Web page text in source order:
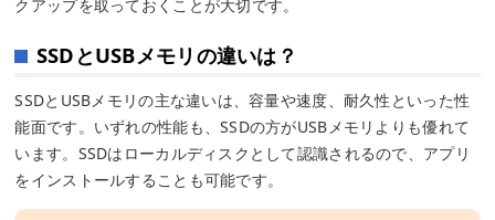
クアップを取っておくことが大切です。
SSDとUSBメモリの違いは？
SSDとUSBメモリの主な違いは、容量や速度、耐久性といった性
能面です。いずれの性能も、SSDの方がUSBメモリよりも優れて
います。SSDはローカルディスクとして認識されるので、アプリ
をインストールすることも可能です。